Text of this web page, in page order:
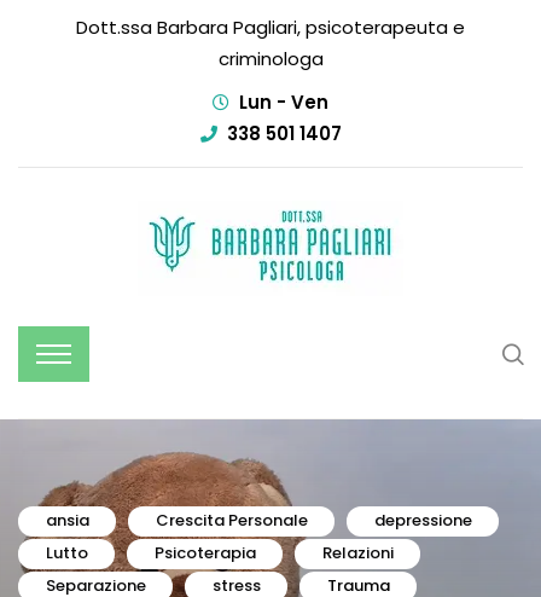
Dott.ssa Barbara Pagliari, psicoterapeuta e
criminologa
Lun - Ven
338 501 1407
ansia Crescita Personale
depressione
Lutto
Psicoterapia
Relazioni
Separazione
stress Trauma